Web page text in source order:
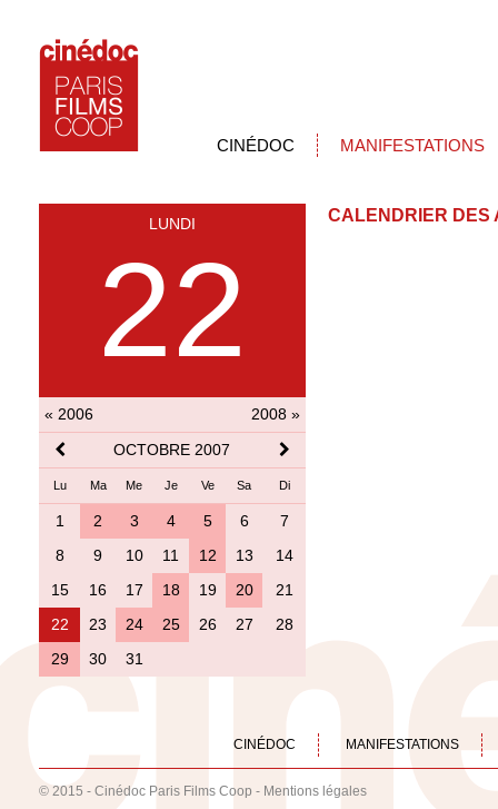
CINÉDOC MANIFESTATIONS
LUNDI
22
« 2006
2008 »
OCTOBRE 2007
Lu Ma Me Je Ve Sa Di
1 2 3 4 5 6
7
8
9 10 11 12 13
14
15
16 17 18 19 20
21
22
23 24 25 26 27
28
29
30 31
CALENDRIER DES
CINÉDOC MANIFESTATIONS
© 2015 - Cinédoc Paris Films Coop - Mentions légales